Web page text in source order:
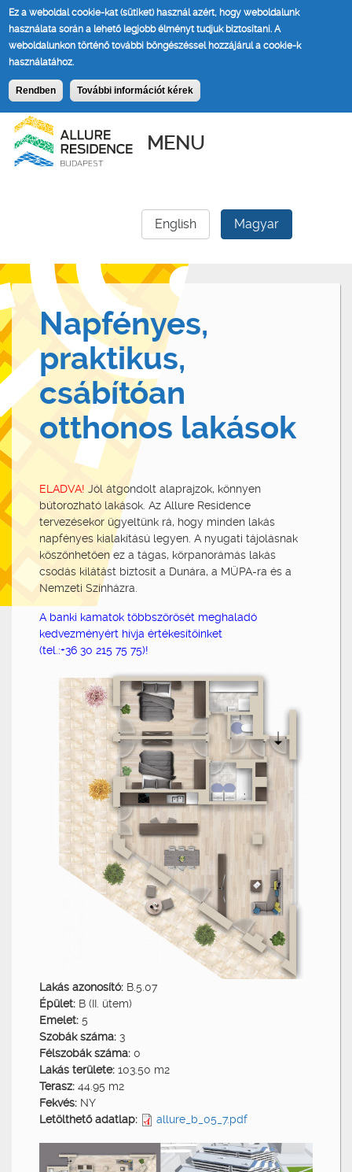
Ez a weboldal cookie-kat (sütiket) használ azért, hogy weboldalunk
használata során a lehető legjobb élményt tudjuk biztosítani. A
weboldalunkon történő további böngészéssel hozzájárul a cookie-k
használatához.
Rendben További információt kérek
MENU
English Magyar
Napfényes,
praktikus,
csábítóan
otthonos lakások
ELADVA! Jól átgondolt alaprajzok, könnyen
bútorozható lakások. Az Allure Residence
tervezésekor ügyeltünk rá, hogy minden lakás
napfényes kialakítású legyen. A nyugati tájolásnak
köszönhetően ez a tágas, körpanorámás lakás
csodás kilátást biztosít a Dunára, a MÜPA-ra és a
Nemzeti Színházra.
A banki kamatok többszörösét meghaladó
kedvezményért hívja értékesítőinket
(tel.:+36 30 215 75 75)!
Lakás azonosító: B.5.07
Épület: B (II. ütem)
Emelet: 5
Szobák száma: 3
Félszobák száma: 0
Lakás területe: 103.50 m2
Terasz: 44.95 m2
Fekvés: NY
Letölthető adatlap:
allure_b_05_7.pdf